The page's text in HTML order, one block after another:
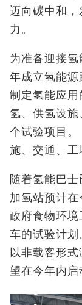
迈向碳中和
力。
为准备迎接
年成立氢能
制定氢能应
氢、供氢设
个试验项目
施、交通、工
随着氢能巴
加氢站预计
政府食物环
车的试验计
以非载客形
望在今年内启